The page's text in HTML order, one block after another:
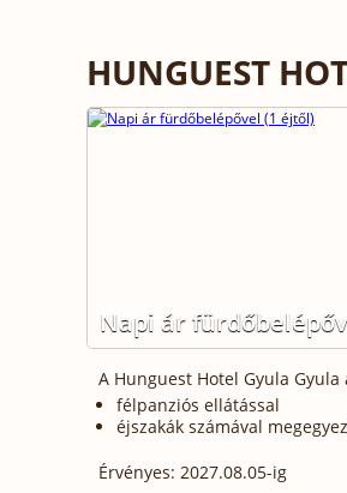
HUNGUEST
Napi ár
A Hunguest Hotel Gyula Gyula
félpanziós ellátással
éjszakák számával
Érvényes: 2027.08.05-ig